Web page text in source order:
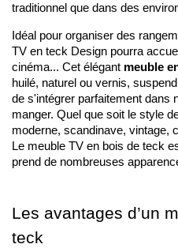
traditionnel que dans des
Idéal pour organiser des
TV en teck Design pourra
cinéma... Cet élégant meuble
huilé, naturel ou vernis,
de s'intégrer parfaitement dans
manger. Quel que soit le style
moderne, scandinave, vintage,
Le meuble TV en bois de teck
prend de nombreuses
Les avantages d’un
teck